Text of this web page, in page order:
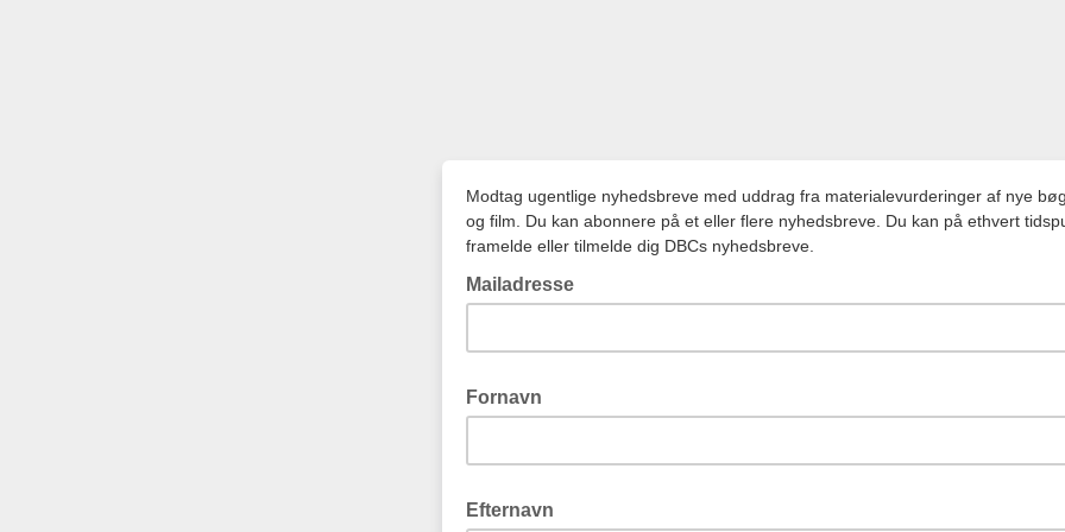
Modtag ugentlige nyhedsbreve med uddrag fra materialevurderinger af nye
og film. Du kan abonnere på et eller flere nyhedsbreve. Du kan på ethvert
framelde eller tilmelde dig DBCs nyhedsbreve.
Mailadresse
Fornavn
Efternavn